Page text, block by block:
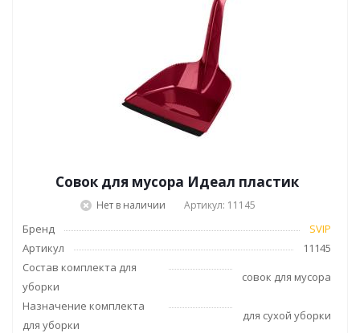
Совок для мусора Идеал пластик
Нет в наличии Артикул: 11145
Бренд
SVIP
Артикул
11145
Состав комплекта для
уборки
совок для мусора
Назначение комплекта
для уборки
для сухой уборки